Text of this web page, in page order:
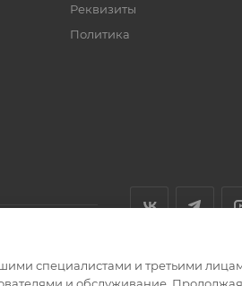
Реквизиты
Политика
специалистами и третьими